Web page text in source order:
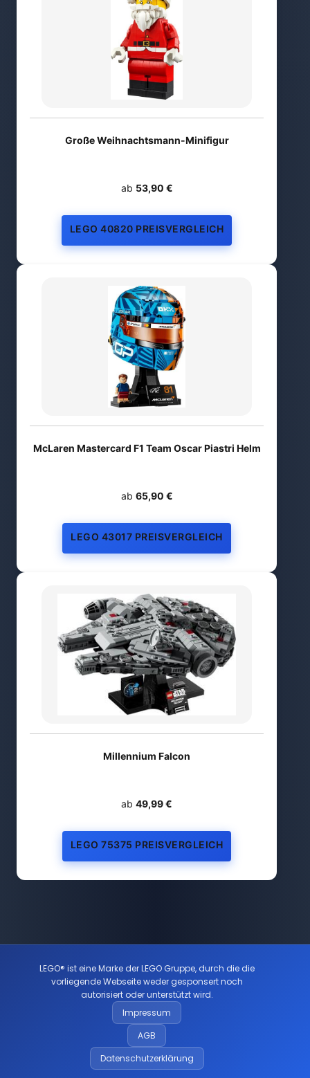
Große Weihnachtsmann-Minifigur
ab 53,90 €
LEGO 40820 PREISVERGLEICH
McLaren Mastercard F1 Team Oscar Piastri Helm
ab 65,90 €
LEGO 43017 PREISVERGLEICH
Millennium Falcon
ab 49,99 €
LEGO 75375 PREISVERGLEICH
LEGO® ist eine Marke der LEGO Gruppe, durch die die
vorliegende Webseite weder gesponsert noch
autorisiert oder unterstützt wird.
Impressum
AGB
Datenschutzerklärung